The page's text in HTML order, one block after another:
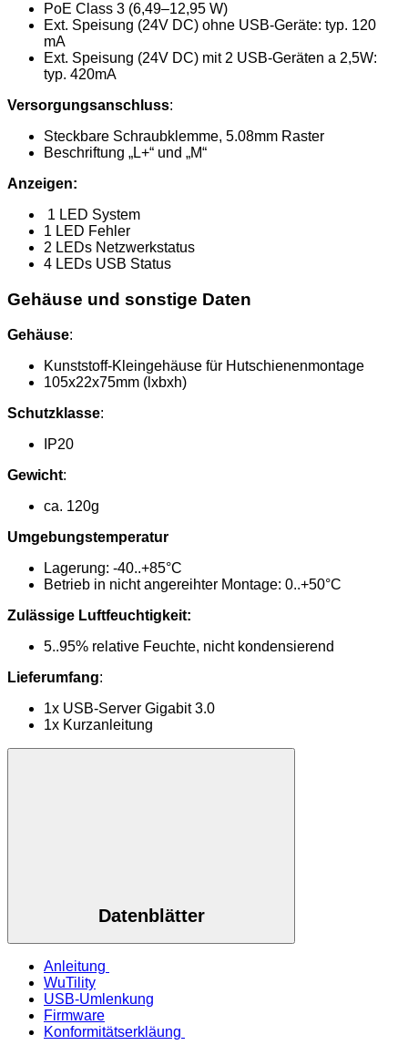
PoE Class 3 (6,49–12,95 W)
Ext. Speisung (24V DC) ohne USB-Geräte: typ. 120
mA
Ext. Speisung (24V DC) mit 2 USB-Geräten a 2,5W:
typ. 420mA
Versorgungsanschluss:
Steckbare Schraubklemme, 5.08mm Raster
Beschriftung „L+“ und „M“
Anzeigen:
1 LED System
1 LED Fehler
2 LEDs Netzwerkstatus
4 LEDs USB Status
Gehäuse und sonstige Daten
Gehäuse:
Kunststoff-Kleingehäuse für Hutschienenmontage
105x22x75mm (lxbxh)
Schutzklasse:
IP20
Gewicht:
ca. 120g
Umgebungstemperatur
Lagerung: -40..+85°C
Betrieb in nicht angereihter Montage: 0..+50°C
Zulässige Luftfeuchtigkeit:
5..95% relative Feuchte, nicht kondensierend
Lieferumfang:
1x USB-Server Gigabit 3.0
1x Kurzanleitung
Datenblätter
Anleitung
WuTility
USB-Umlenkung
Firmware
Konformitätserkläung